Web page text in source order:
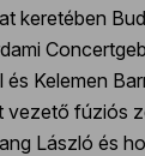
keretében
Kelemen
vezető fúziós
László és